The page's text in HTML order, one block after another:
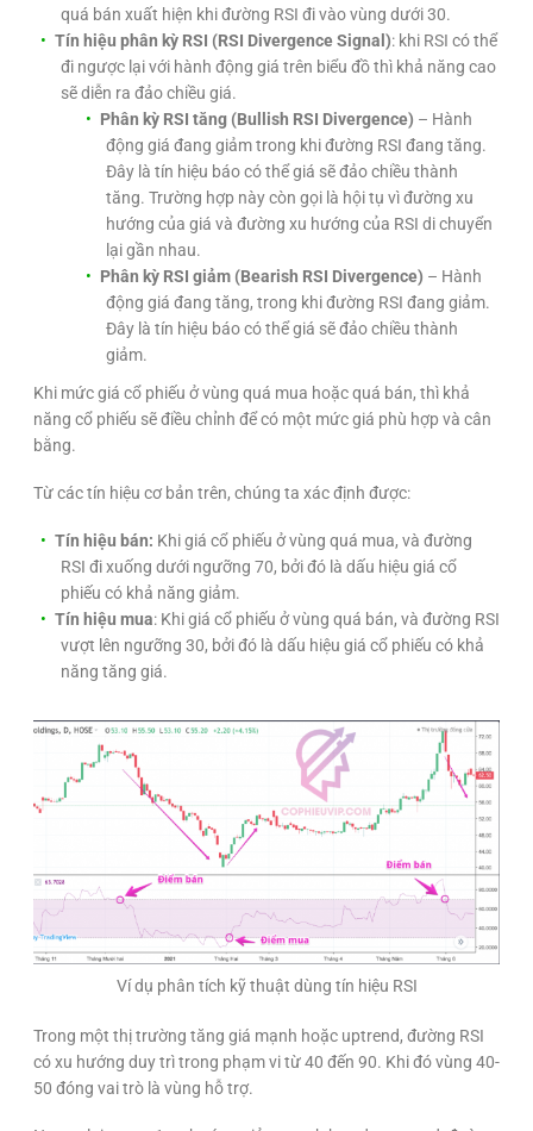
quá bán xuất hiện khi đường RSI đi vào vùng dưới 30.
Tín hiệu phân kỳ RSI (RSI Divergence Signal): khi RSI có thể
đi ngược lại với hành động giá trên biểu đồ thì khả năng cao
sẽ diễn ra đảo chiều giá.
Phân kỳ RSI tăng (Bullish RSI Divergence) – Hành
động giá đang giảm trong khi đường RSI đang tăng.
Đây là tín hiệu báo có thể giá sẽ đảo chiều thành
tăng. Trường hợp này còn gọi là hội tụ vì đường xu
hướng của giá và đường xu hướng của RSI di chuyển
lại gần nhau.
Phân kỳ RSI giảm (Bearish RSI Divergence) – Hành
động giá đang tăng, trong khi đường RSI đang giảm.
Đây là tín hiệu báo có thể giá sẽ đảo chiều thành
giảm.
Khi mức giá cổ phiếu ở vùng quá mua hoặc quá bán, thì khả
năng cổ phiếu sẽ điều chỉnh để có một mức giá phù hợp và cân
bằng.
Từ các tín hiệu cơ bản trên, chúng ta xác định được:
Tín hiệu bán: Khi giá cổ phiếu ở vùng quá mua, và đường
RSI đi xuống dưới ngưỡng 70, bởi đó là dấu hiệu giá cổ
phiếu có khả năng giảm.
Tín hiệu mua: Khi giá cổ phiếu ở vùng quá bán, và đường RSI
vượt lên ngưỡng 30, bởi đó là dấu hiệu giá cổ phiếu có khả
năng tăng giá.
Ví dụ phân tích kỹ thuật dùng tín hiệu RSI
Trong một thị trường tăng giá mạnh hoặc uptrend, đường RSI
có xu hướng duy trì trong phạm vi từ 40 đến 90. Khi đó vùng 40-
50 đóng vai trò là vùng hỗ trợ.